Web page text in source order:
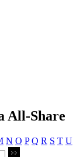
All-Share
N O P Q R S T U